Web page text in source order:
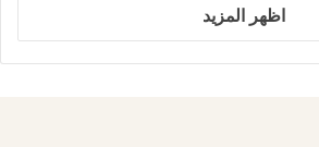
اظهر المزيد